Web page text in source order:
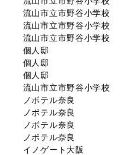
流山市立市野谷小学校
流山市立市野谷小学校
流山市立市野谷小学校
個人邸
個人邸
個人邸
流山市立市野谷小学校
ノボテル奈良
ノボテル奈良
ノボテル奈良
ノボテル奈良
イノゲート大阪